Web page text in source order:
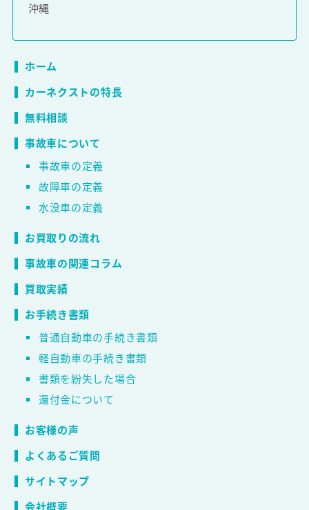
沖縄
ホーム
カーネクストの特長
無料相談
事故車について
事故車の定義
故障車の定義
水没車の定義
お買取りの流れ
事故車の関連コラム
買取実績
お手続き書類
普通自動車の手続き書類
軽自動車の手続き書類
書類を紛失した場合
還付金について
お客様の声
よくあるご質問
サイトマップ
会社概要